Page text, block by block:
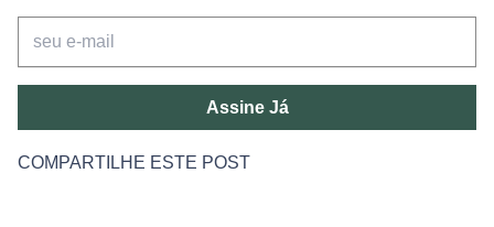
Assine Já
COMPARTILHE ESTE POST